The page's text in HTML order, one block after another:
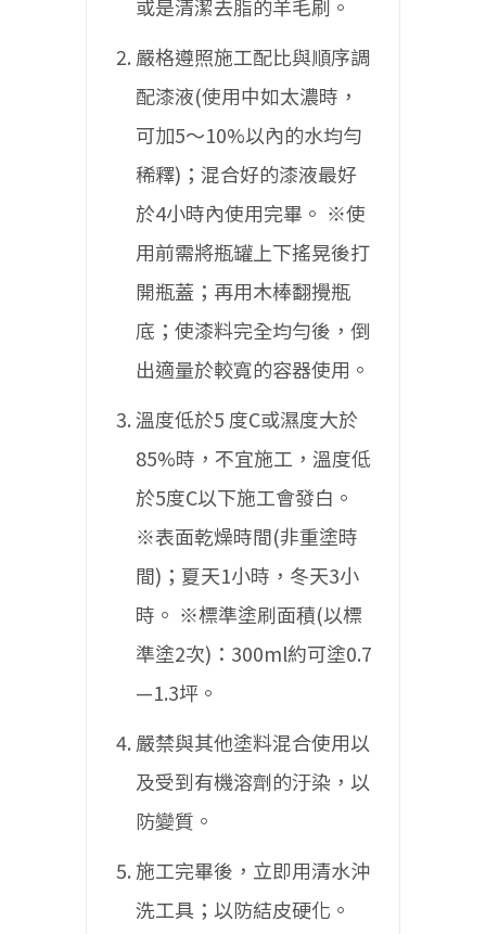
或是清潔去脂的羊毛刷。
嚴格遵照施工配比與順序調
配漆液(使用中如太濃時，
可加5〜10%以內的水均勻
稀釋)；混合好的漆液最好
於4小時內使用完畢。 ※使
用前需將瓶罐上下搖晃後打
開瓶蓋；再用木棒翻攪瓶
底；使漆料完全均勻後，倒
出適量於較寬的容器使用。
溫度低於5 度C或濕度大於
85%時，不宜施工，溫度低
於5度C以下施工會發白。
※表面乾燥時間(非重塗時
間)；夏天1小時，冬天3小
時。 ※標準塗刷面積(以標
準塗2次)：300ml約可塗0.7
—1.3坪。
嚴禁與其他塗料混合使用以
及受到有機溶劑的汙染，以
防變質。
施工完畢後，立即用清水沖
洗工具；以防結皮硬化。